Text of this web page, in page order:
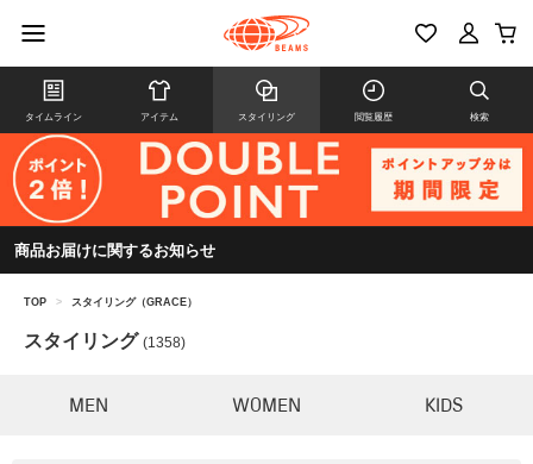
タイムライン アイテム スタイリング 閲覧履歴 検索
商品お届けに関するお知らせ
TOP > スタイリング（GRACE）
スタイリング (1358)
MEN WOMEN KIDS